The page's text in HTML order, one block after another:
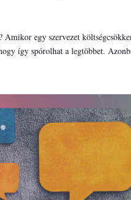
egy szervezet
így spórolhat a legtöbbet.